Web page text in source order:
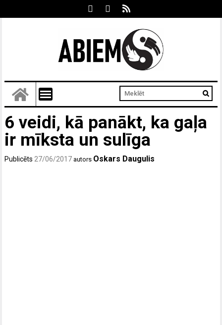
6 veidi, kā panākt, ka gaļa
ir mīksta un sulīga
Publicēts 27/06/2017 autors Oskars Daugulis